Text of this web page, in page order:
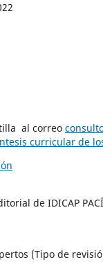
al correo
curricular de
de IDICAP
(Tipo de